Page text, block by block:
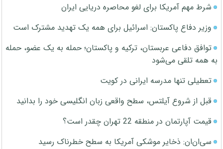
شرط مهم آمریکا برای لغو محاصره دریایی ایران
وزیر دفاع پاکستان: اسرائیل برای همه یک تهدید مشترک است
توافق دفاعی عربستان، ترکیه و پاکستان؛ حمله به یک عضو، حمله
به همه تلقی می‌شود
تعطیلی تنها مدرسه ایرانی در کویت
قبل از شروع آیلتس، سطح واقعی زبان انگلیسی خود را بدانید
قیمت آپارتمان در منطقه 22 تهران چقدر است؟
سی‌ان‌ان: ذخایر موشکی آمریکا به سطح خطرناک رسید